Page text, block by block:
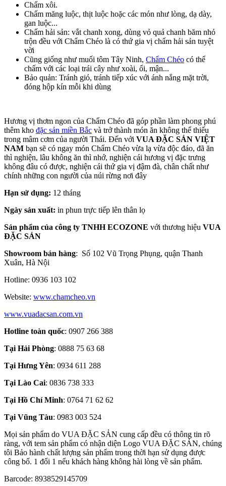
Chấm xôi.
Chấm măng luộc, thịt luộc hoặc các món như lòng, dạ dày,
gan luộc...
Chấm hải sản: vắt chanh xong, dùng vỏ quả chanh băm nhỏ
trộn đều với Chẩm Chéo là có thứ gia vị chấm hải sản tuyệt
vời
Cũng giống như muối tôm Tây Ninh, Chẩm Chéo có thể
chấm với các loại trái cây như xoài, ổi, mận...
Bảo quản: Tránh gió, tránh tiếp xúc với ánh nắng mặt trời,
đóng hộp kín mỗi khi dùng
Hương vị thơm ngon của Chẩm Chéo đã góp phần làm phong phú
thêm kho đặc sản miền Bắc và trở thành món ăn không thể thiếu
trong mâm cơm của người Thái. Đến với VUA ĐẶC SẢN VIỆT
NAM bạn sẽ có ngay món Chẩm Chéo vừa lạ vừa độc đáo, đã ăn
thì nghiện, lâu không ăn thì nhớ, nghiện cái hương vị đặc trưng
không đâu có được, nghiện cái thứ gia vị đậm đà, chân chất như
chính những con người của núi rừng nơi đây
Hạn sử dụng: 12 tháng
Ngày sản xuất: in phun trực tiếp lên thân lọ
Sản phẩm của công ty TNHH ECOZONE với thương hiệu VUA
ĐẶC SẢN
Showroom bán hàng: Số 102 Vũ Trọng Phụng, quận Thanh
Xuân, Hà Nội
Hotline: 0936 103 102
Website: www.chamcheo.vn
www.vuadacsan.com.vn
Hotline toàn quốc: 0907 266 388
Tại Hải Phòng: 0888 75 63 68
Tại Hưng Yên: 0934 611 288
Tại Lào Cai: 0836 738 333
Tại Hồ Chí Minh: 0764 71 62 62
Tại Vũng Tàu: 0983 003 524
Mọi sản phẩm do VUA ĐẶC SẢN cung cấp đều có thông tin rõ
ràng, với tem sản phẩm có nhận diện Logo VUA ĐẶC SẢN, chúng
tôi Bảo hành chất lượng sản phẩm trong thời hạn sử dụng được
công bố. 1 đổi 1 nếu khách hàng không hài lòng về sản phẩm.
Barcode: 8938529145709